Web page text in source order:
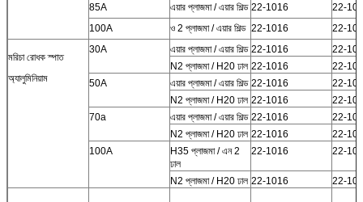
85A
এয়ার প্লাজমা / এয়ার শিল্ড 22-1016
22-
100A
ও 2 প্লাজমা / এয়ার শিল্ড 22-1016 22-
মরিচা রোধক স্পাত
অ্যালুমিনিয়াম
30A এয়ার প্লাজমা / এয়ার শিল্ড 22-1016
22-
N2 প্লাজমা / H20 ঢাল 22-1016
22-
50A
এয়ার প্লাজমা / এয়ার শিল্ড 22-1016
22-
N2 প্লাজমা / H20 ঢাল 22-1016
22-
70a
এয়ার প্লাজমা / এয়ার শিল্ড 22-1016
22-
N2 প্লাজমা / H20 ঢাল 22-1016
22-
100A
H35 প্লাজমা / এন 2
ঢাল
22-1016 22-
N2 প্লাজমা / H20 ঢাল 22-1016 22-